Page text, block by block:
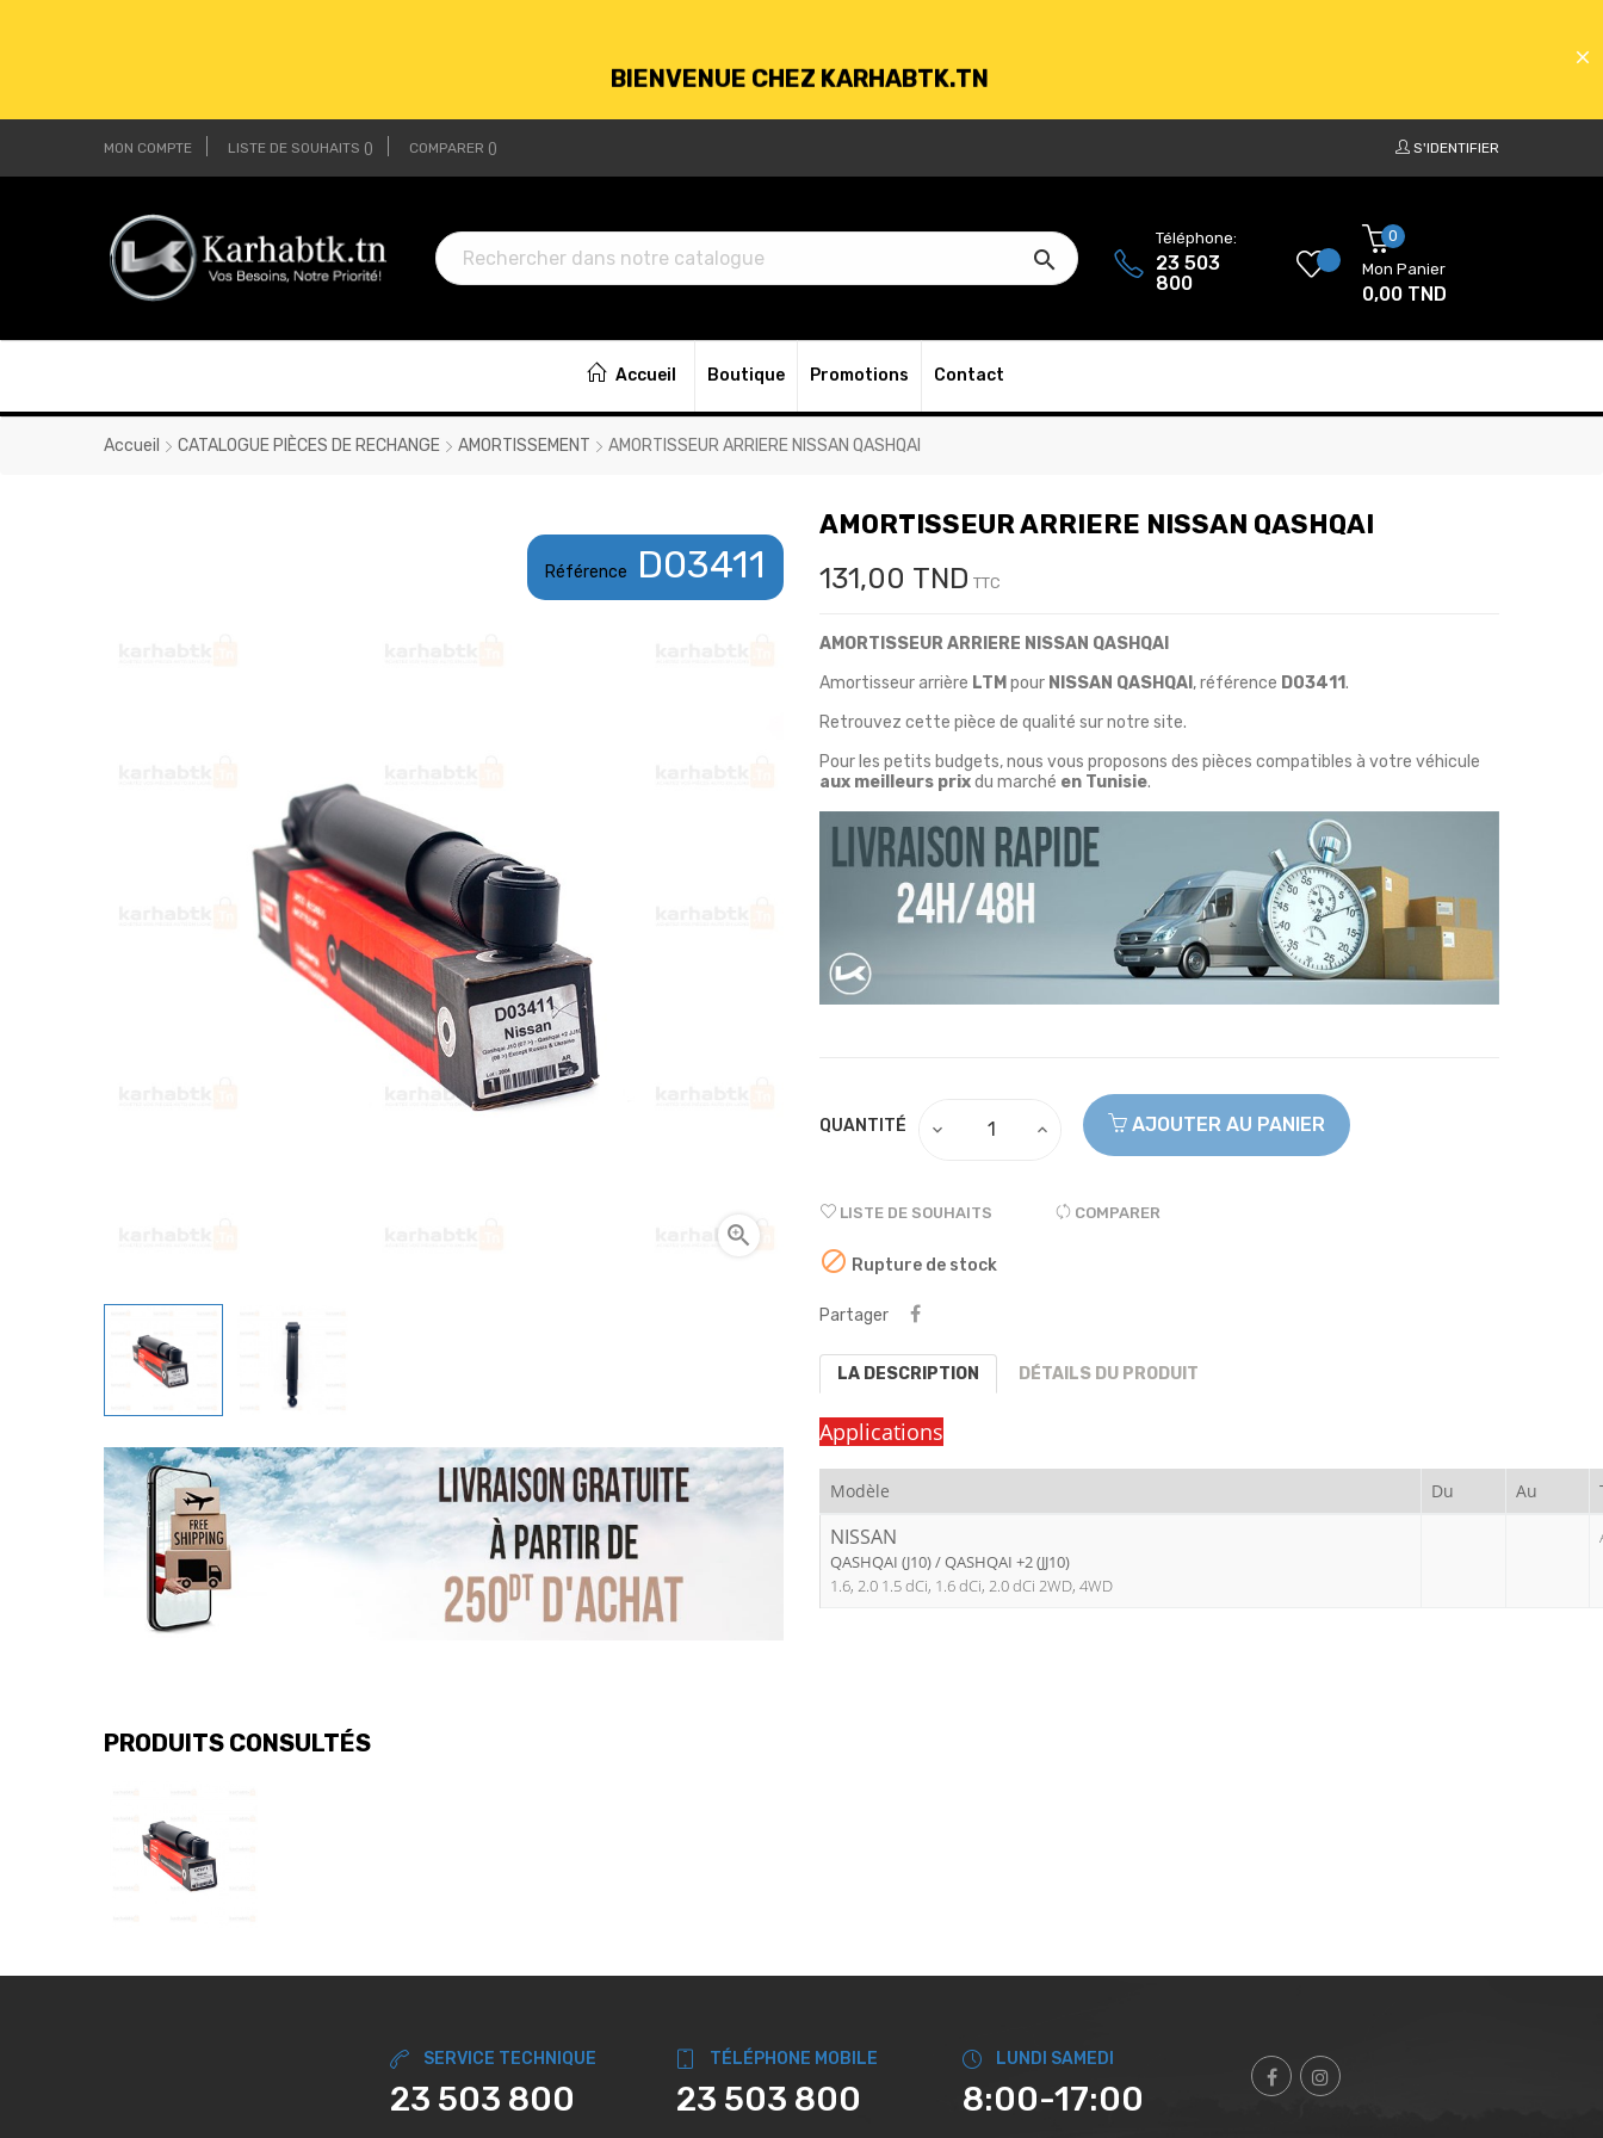
LIVRAISON GRATUITE À PARTIR DE 250DT D'ACHATS
BIENVENUE CHEZ KARHABTK.TN
LIVRAISON GRATUITE À PARTIR DE 250DT D'ACHATS
MON COMPTE LISTE DE SOUHAITS COMPARER S'IDENTIFIER

Téléphone:
23 503
800
0
Mon Panier
0,00 TND
Accueil Boutique Promotions Contact
Accueil CATALOGUE PIÈCES DE RECHANGE AMORTISSEMENT AMORTISSEUR ARRIERE NISSAN QASHQAI
Référence D03411

AMORTISSEUR ARRIERE NISSAN QASHQAI
131,00 TND TTC
AMORTISSEUR ARRIERE NISSAN QASHQAI
Amortisseur arrière LTM pour NISSAN QASHQAI , référence D03411.
Retrouvez cette pièce de qualité sur notre site.
Pour les petits budgets, nous vous proposons des pièces compatibles à votre véhicule
aux meilleurs prixdu marché en Tunisie.
QUANTITÉ AJOUTER AU PANIER
LISTE DE SOUHAITS COMPARER
 Rupture de stock
Partager
LA DESCRIPTION DÉTAILS DU PRODUIT
Applications
Modèle Du Au
NISSAN
QASHQAI (J10) / QASHQAI +2 (JJ10)
1.6, 2.0 1.5 dCi, 1.6 dCi, 2.0 dCi 2WD, 4WD
PRODUITS CONSULTÉS
SERVICE TECHNIQUE
23 503 800
TÉLÉPHONE MOBILE
23 503 800
LUNDI SAMEDI
8:00-17:00